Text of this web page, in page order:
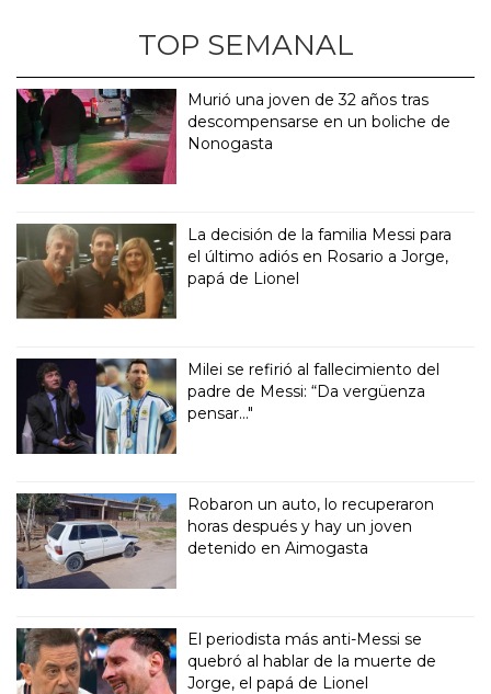
TOP SEMANAL
Murió una joven de 32 años tras
descompensarse en un boliche de
Nonogasta
La decisión de la familia Messi para
el último adiós en Rosario a Jorge,
papá de Lionel
Milei se refirió al fallecimiento del
padre de Messi: “Da vergüenza
pensar..."
Robaron un auto, lo recuperaron
horas después y hay un joven
detenido en Aimogasta
El periodista más anti-Messi se
quebró al hablar de la muerte de
Jorge, el papá de Lionel